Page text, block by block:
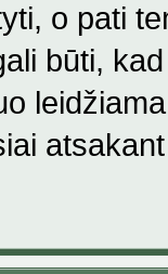
o pati
būti,